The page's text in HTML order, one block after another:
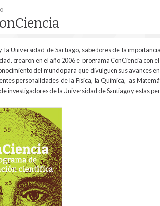
la Universidad de Santiago, sabedores de la
crearon en el año 2006 el programa ConCiencia con
del mundo para que divulguen sus avances
personalidades de la Física, la Química, las
investigadores de la Universidad de Santiago y estas